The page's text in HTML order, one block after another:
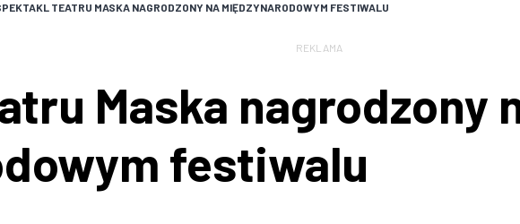
TEATRU MASKA NAGRODZONY NA MIĘDZYNARODOWYM FESTIWALU
REKLAMA
Maska nagrodzony
festiwalu